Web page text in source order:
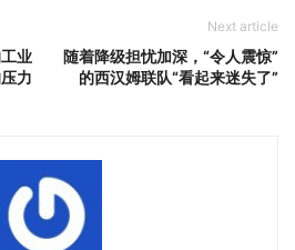
业
力
Next article
随着降级担忧加深，“令人震惊”
的西汉姆联队“看起来迷失了”